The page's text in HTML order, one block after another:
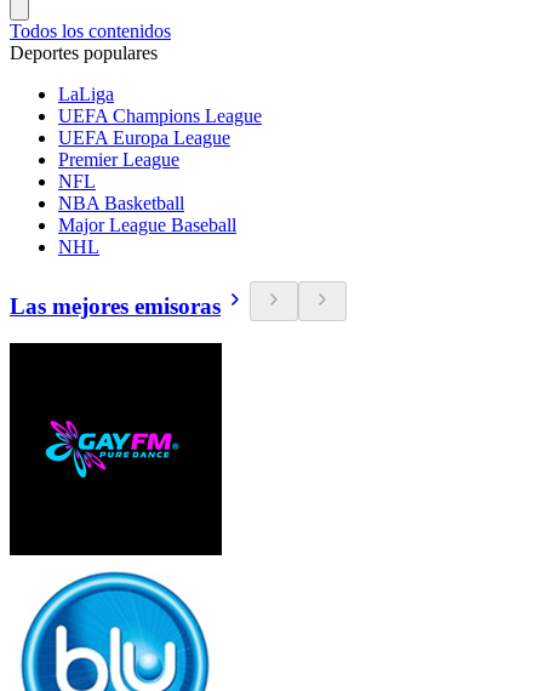
Todos los contenidos
Deportes populares
LaLiga
UEFA Champions League
UEFA Europa League
Premier League
NFL
NBA Basketball
Major League Baseball
NHL
Las mejores emisoras